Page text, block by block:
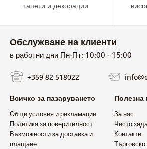
тапети и декорации
Обслужване на клиенти
в работни дни Пн-Пт: 10:00 - 15:00
+359 82 518022
Всичко за пазаруването
Общи условия и рекламации
Политика за поверителност
Възможности за доставка и
плащане
За нас
Често
Контакти